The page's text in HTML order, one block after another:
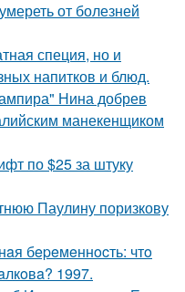
от болезней
специя, но и
напитков и блюд.
Нина добрев
манекенщиком
по $25 за штуку
Паулину поризкову
бepeмeннocть: чтo
1997.